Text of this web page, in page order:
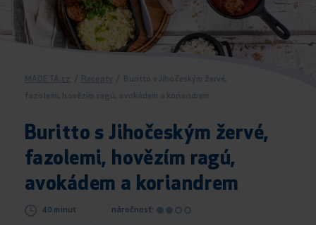
MADETA.cz / Recepty /
Buritto s Jihočeským žervé,
fazolemi, hovězím ragú, avokádem a koriandrem
Buritto s Jihočeským žervé,
fazolemi, hovězím ragú,
avokádem a koriandrem
40 minut náročnosť: